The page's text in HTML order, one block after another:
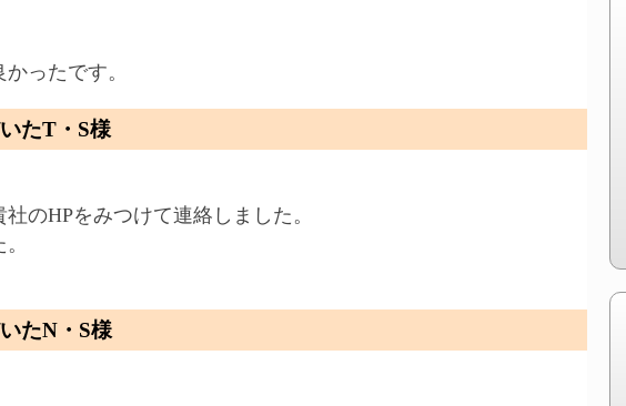
ったです。
たT・S様
のHPをみつけて連絡しました。
たN・S様